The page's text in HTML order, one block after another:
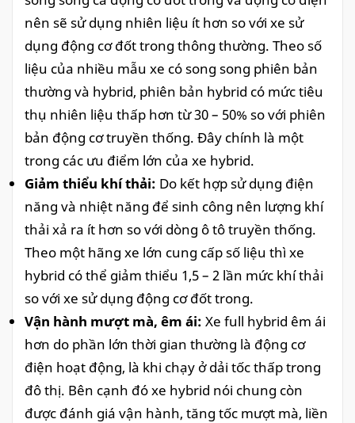
nên sẽ sử dụng nhiên liệu ít hơn so với xe sử
dụng động cơ đốt trong thông thường. Theo số
liệu của nhiều mẫu xe có song song phiên bản
thường và hybrid, phiên bản hybrid có mức tiêu
thụ nhiên liệu thấp hơn từ 30 – 50% so với phiên
bản động cơ truyền thống. Đây chính là một
trong các ưu điểm lớn của xe hybrid.
Giảm thiểu khí thải: Do kết hợp sử dụng điện
năng và nhiệt năng để sinh công nên lượng khí
thải xả ra ít hơn so với dòng ô tô truyền thống.
Theo một hãng xe lớn cung cấp số liệu thì xe
hybrid có thể giảm thiểu 1,5 – 2 lần mức khí thải
so với xe sử dụng động cơ đốt trong.
Vận hành mượt mà, êm ái: Xe full hybrid êm ái
hơn do phần lớn thời gian thường là động cơ
điện hoạt động, là khi chạy ở dải tốc thấp trong
đô thị. Bên cạnh đó xe hybrid nói chung còn
được đánh giá vận hành, tăng tốc mượt mà, liền